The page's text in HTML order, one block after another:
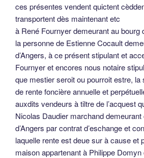
ces présentes vendent quictent
transportent dès maintenant etc
à René Fournyer demeurant au bourg
la personne de Estienne Cocault
d’Angers, à ce présent stipulant et
Fournyer et encores nous notaire
que mestier seroit ou pourroit estre,
de rente foncière annuelle et
auxdits vendeurs à tiltre de l’acquest
Nicolas Daudier marchand
d’Angers par contrat d’eschange et
laquelle rente est deue sur à cause et
maison appartenant à Philippe